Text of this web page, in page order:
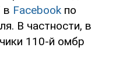
в Facebook по
В частности, в
110-й омбр